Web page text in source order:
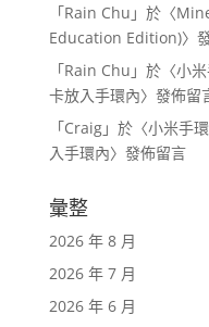
「Rain Chu 」於〈
Education Edition)〉
「Rain Chu 」於〈小
卡放入手環內〉發佈留
「Craig」於〈小米手
入手環內〉發佈留言
彙整
2026 年 8 月
2026 年 7 月
2026 年 6 月